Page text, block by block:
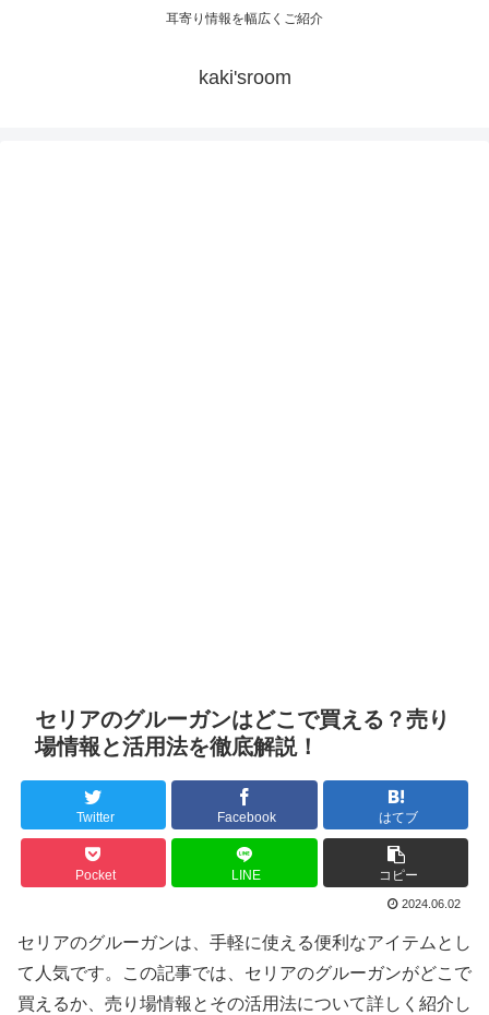
耳寄り情報を幅広くご紹介
kaki'sroom
セリアのグルーガンはどこで買える？売り
場情報と活用法を徹底解説！
Twitter Facebook はてブ
Pocket LINE コピー
2024.06.02
セリアのグルーガンは、手軽に使える便利なアイテムとし
て人気です。この記事では、セリアのグルーガンがどこで
買えるか、売り場情報とその活用法について詳しく紹介し